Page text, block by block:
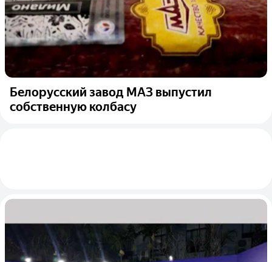
Белорусский завод МАЗ выпустил
собственную колбасу